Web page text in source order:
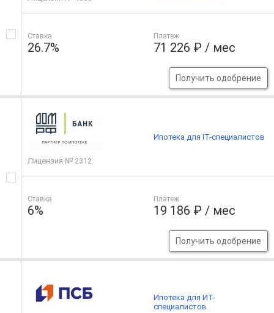
Ставка
26.7%
Платеж
71 226 ₽ / мес
Получить одобрение
Лицензия № 2312
Ставка
6%
Платеж
19 186 ₽ / мес
Получить одобрение
Ипотека для IT-специалистов
Ипотека для ИТ-
специалистов